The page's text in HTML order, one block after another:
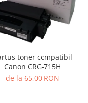
toner compatibil
Canon CRG-715H
de la 65,00 RON